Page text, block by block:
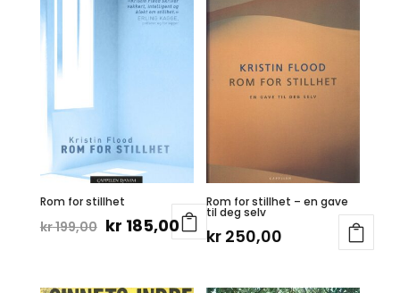
Rom for stillhet
kr199,00 Opprinnelig
kr 185,00Nåværende
Rom for stillhet – en gave
til deg selv
kr 250,00